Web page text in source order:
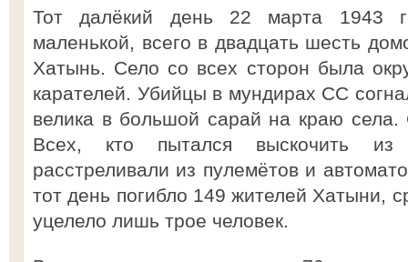
Тот далёкий день 22 марта 1943
маленькой, всего в двадцать шесть
Хатынь. Село со всех сторон была
карателей. Убийцы в мундирах СС
велика в большой сарай на краю села.
Всех, кто пытался выскочить из
расстреливали из пулемётов и
тот день погибло 149 жителей Хатыни,
уцелело лишь трое человек.